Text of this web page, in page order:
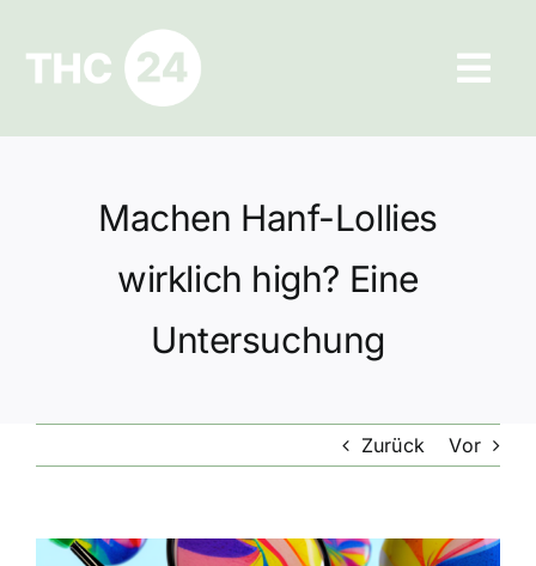
springen
Ratgeber
Hilfe und Kontakt
Datenschutz
Machen Hanf-Lollies
wirklich high? Eine
Untersuchung
Zurück Vor
Zeige